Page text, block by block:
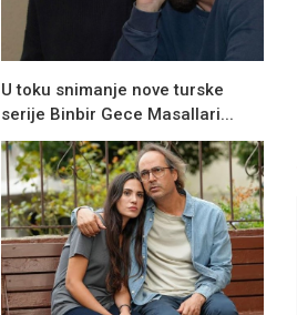
U toku snimanje nove turske
serije Binbir Gece Masallari...